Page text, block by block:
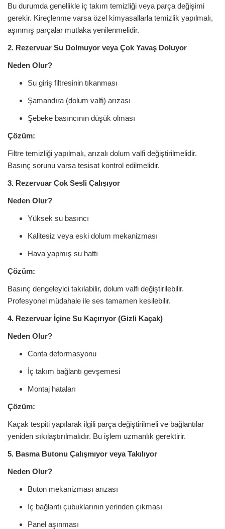
Bu durumda genellikle iç takım temizliği veya parça değişimi
gerekir. Kireçlenme varsa özel kimyasallarla temizlik yapılmalı,
aşınmış parçalar mutlaka yenilenmelidir.
2. Rezervuar Su Dolmuyor veya Çok Yavaş Doluyor
Neden Olur?
Su giriş filtresinin tıkanması
Şamandıra (dolum valfi) arızası
Şebeke basıncının düşük olması
Çözüm:
Filtre temizliği yapılmalı, arızalı dolum valfi değiştirilmelidir.
Basınç sorunu varsa tesisat kontrol edilmelidir.
3. Rezervuar Çok Sesli Çalışıyor
Neden Olur?
Yüksek su basıncı
Kalitesiz veya eski dolum mekanizması
Hava yapmış su hattı
Çözüm:
Basınç dengeleyici takılabilir, dolum valfi değiştirilebilir.
Profesyonel müdahale ile ses tamamen kesilebilir.
4. Rezervuar İçine Su Kaçırıyor (Gizli Kaçak)
Neden Olur?
Conta deformasyonu
İç takım bağlantı gevşemesi
Montaj hataları
Çözüm:
Kaçak tespiti yapılarak ilgili parça değiştirilmeli ve bağlantılar
yeniden sıkılaştırılmalıdır. Bu işlem uzmanlık gerektirir.
5. Basma Butonu Çalışmıyor veya Takılıyor
Neden Olur?
Buton mekanizması arızası
İç bağlantı çubuklarının yerinden çıkması
Panel aşınması